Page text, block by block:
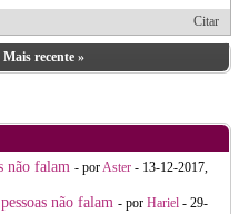
Citar
Mais recente»
não falam - porAster - 13-12-2017,
não falam - por Hariel - 29-